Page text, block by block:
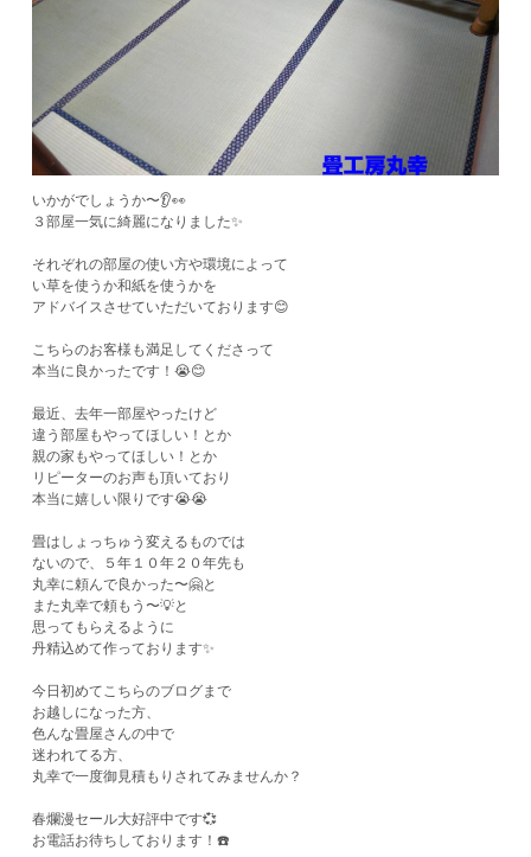
いかがでしょうか〜👂👀
３部屋一気に綺麗になりました✨
それぞれの部屋の使い方や環境によって
い草を使うか和紙を使うかを
アドバイスさせていただいております😊
こちらのお客様も満足してくださって
本当に良かったです！😭😊
最近、去年一部屋やったけど
違う部屋もやってほしい！とか
親の家もやってほしい！とか
リピーターのお声も頂いており
本当に嬉しい限りです😭😭
畳はしょっちゅう変えるものでは
ないので、５年１０年２０年先も
丸幸に頼んで良かった〜🤗と
また丸幸で頼もう〜💡と
思ってもらえるように
丹精込めて作っております✨
今日初めてこちらのブログまで
お越しになった方、
色んな畳屋さんの中で
迷われてる方、
丸幸で一度御見積もりされてみませんか？
春爛漫セール大好評中です💞
お電話お待ちしております！☎️